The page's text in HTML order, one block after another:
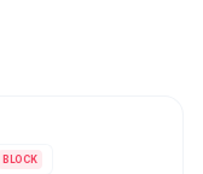
BLOCK